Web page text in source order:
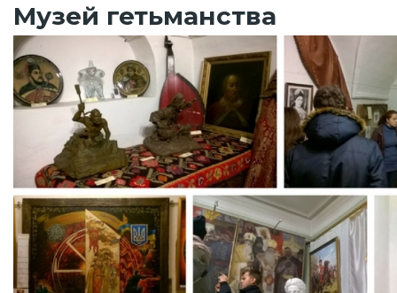
Музей гетьманства